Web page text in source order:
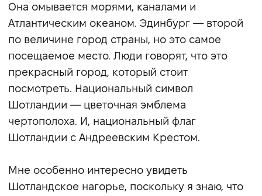
Она омывается морями, каналами и
Атлантическим океаном. Эдинбург — второй
по величине город страны, но это самое
посещаемое место. Люди говорят, что это
прекрасный город, который стоит
посмотреть. Национальный символ
Шотландии — цветочная эмблема
чертополоха. И, национальный флаг
Шотландии с Андреевским Крестом.
Мне особенно интересно увидеть
Шотландское нагорье, поскольку я знаю, что